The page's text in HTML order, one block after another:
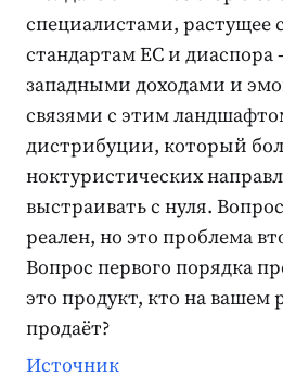
специалистами, растущее
стандартам ЕС и
западными доходами и
связями с этим
дистрибуции, который
ноктуристических
выстраивать с нуля.
реален, но это проблема
Вопрос первого порядка
это продукт, кто на вашем
продаёт?
Источник